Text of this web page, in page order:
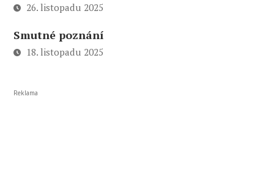
26. listopadu 2025
Smutné poznání
18. listopadu 2025
Reklama